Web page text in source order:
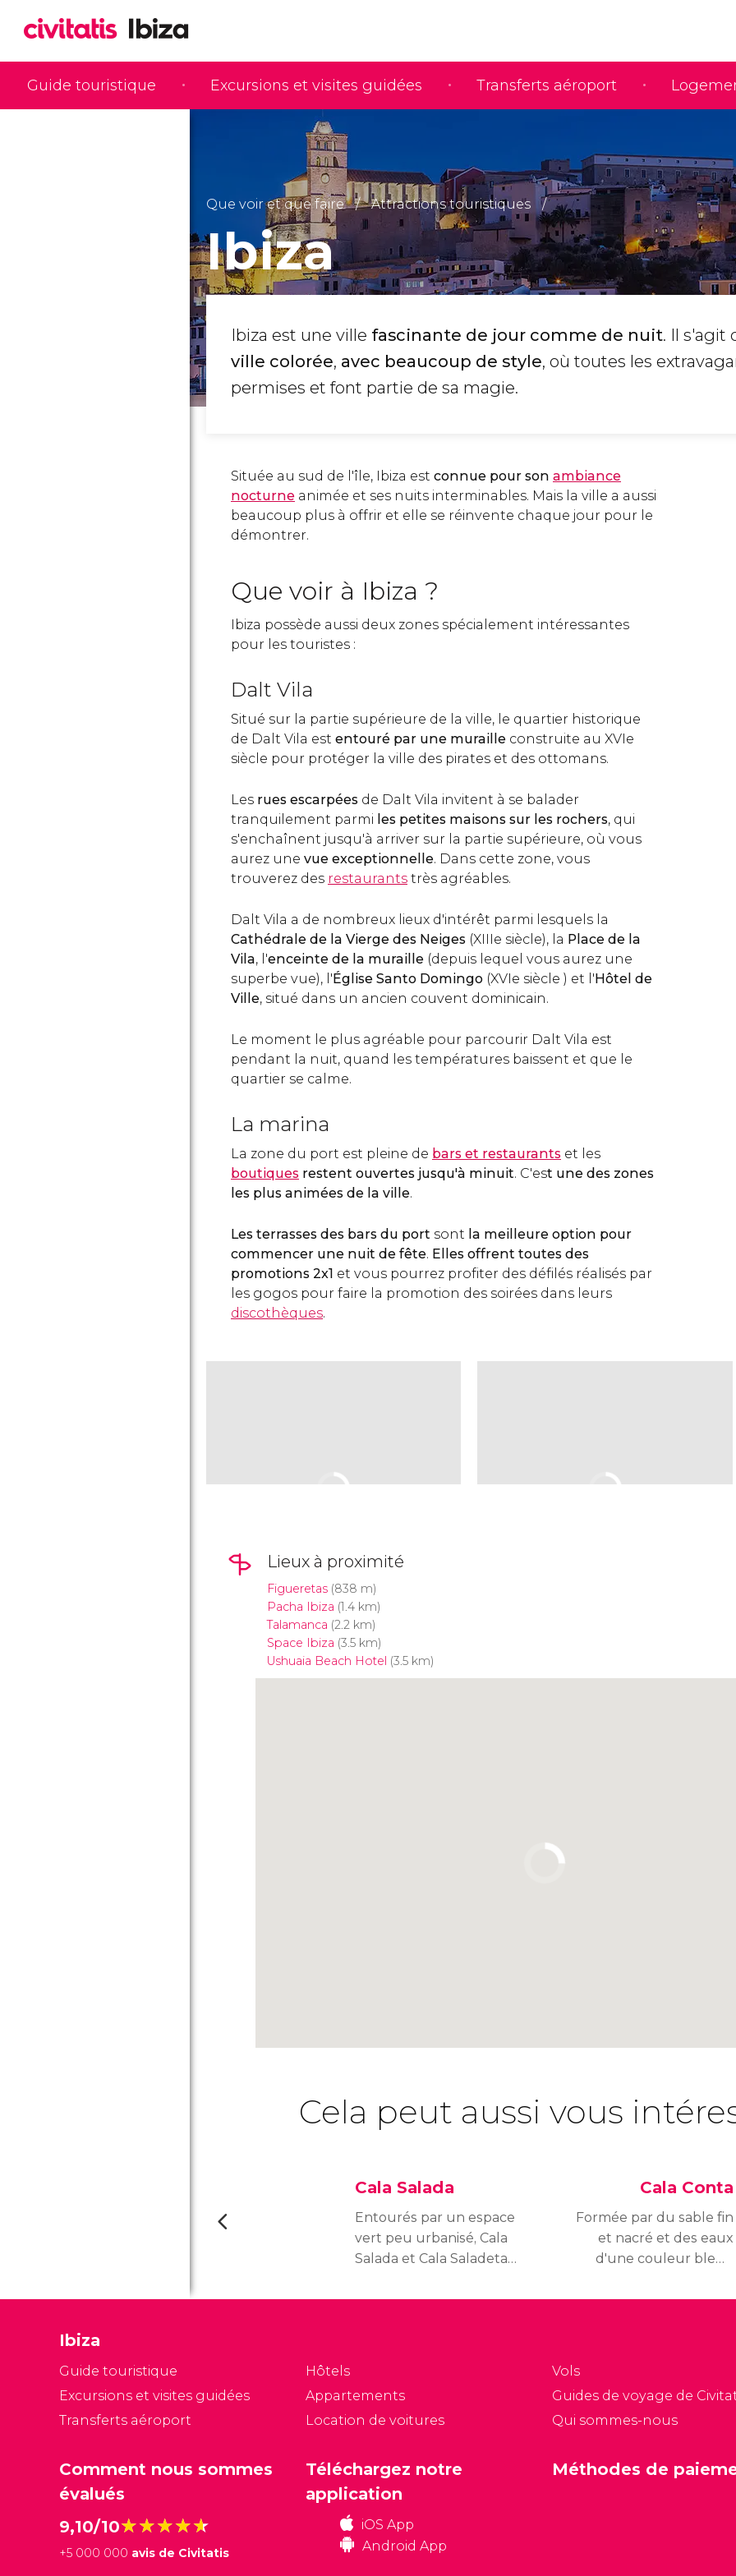
Guide touristique Excursions et visites guidées Transferts aéroport
Que voir et que faire Attractions touristiques
Ibiza
Ibiza est une ville fascinante de jour comme de nuit. Il s'agit
ville colorée, avec beaucoup de style, où toutes les
permises et font partie de sa magie.
Située au sud de l'île, Ibiza est connue pour son ambiance
nocturne animée et ses nuits interminables. Mais la ville a aussi
beaucoup plus à offrir et elle se réinvente chaque jour pour le
démontrer.
Que voir à Ibiza ?
Ibiza possède aussi deux zones spécialement intéressantes
pour les touristes :
Dalt Vila
Situé sur la partie supérieure de la ville, le quartier historique
de Dalt Vila est entouré par une muraille construite au XVIe
siècle pour protéger la ville des pirates et des ottomans.
Les rues escarpées de Dalt Vila invitent à se balader
tranquilement parmi les petites maisons sur les rochers, qui
s'enchaînent jusqu'à arriver sur la partie supérieure, où vous
aurez une vue exceptionnelle. Dans cette zone, vous
trouverez des restaurants très agréables.
Dalt Vila a de nombreux lieux d'intérêt parmi lesquels la
Cathédrale de la Vierge des Neiges (XIIIe siècle), la Place de la
Vila, l'enceinte de la muraille (depuis lequel vous aurez une
superbe vue), l'Église Santo Domingo (XVIe siècle ) et l'Hôtel de
Ville, situé dans un ancien couvent dominicain.
Le moment le plus agréable pour parcourir Dalt Vila est
pendant la nuit, quand les températures baissent et que le
quartier se calme.
La marina
La zone du port est pleine de bars et restaurants et les
boutiques restent ouvertes jusqu'à minuit. C'est une des zones
les plus animées de la ville.
Les terrasses des bars du port sont la meilleure option pour
commencer une nuit de fête. Elles offrent toutes des
promotions 2x1 et vous pourrez profiter des défilés réalisés par
les gogos pour faire la promotion des soirées dans leurs
discothèques.
Lieux à proximité
Figueretas (838 m)
Pacha Ibiza (1.4 km)
Talamanca (2.2 km)
Space Ibiza (3.5 km)
Ushuaia Beach Hotel (3.5 km)
Cela peut aussi vous
Cala Salada
Entourés par un espace
vert peu urbanisé, Cala
Salada et Cala Saladeta
les plus jolies et les plus
des eaux cristallines, aux
reflets bleutés.
Cala Conta
Formée par du sable fin
et nacré et des eaux
d'une couleur bleue
Comte) propose un
Sant-Antoni-de-
Portmany.
Ibiza
Guide touristique
Excursions et visites guidées
Transferts aéroport
Hôtels
Appartements
Location de voitures
Vols
Guides de voyage de
Qui sommes-nous
Comment nous sommes
évalués
9,10/10★★★★★
★★★★★
+5 000 000 avis de Civitatis
Téléchargez notre
application
iOS App
Android App
Méthodes de